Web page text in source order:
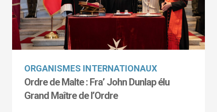
ORGANISMES INTERNATIONAUX
Ordre de Malte : Fra’ John Dunlap élu
Grand Maître de l’Ordre